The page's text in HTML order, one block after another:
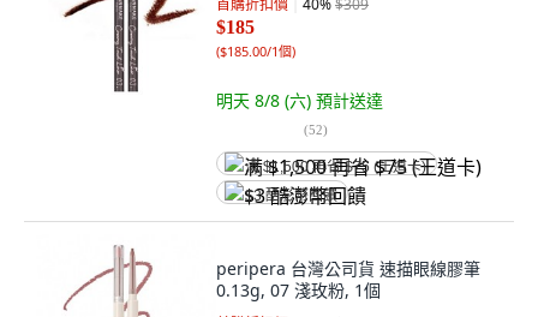
首購折扣價 40%$309
$185
($185.00/1個)
明天 8/8 (六) 預計送達
(52)
满 $1,500 再省 $75 (王道卡)
$3 酷澎幣回饋
peripera 台灣公司貨 速描眼線膠筆
0.13g, 07 淺玫粉, 1個